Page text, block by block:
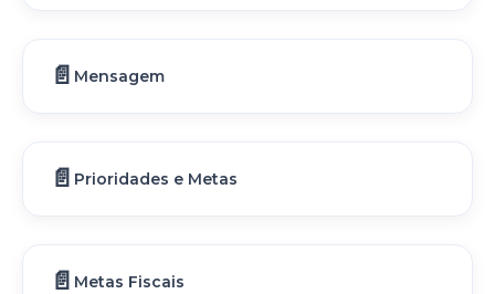
Mensagem
Prioridades e Metas
Metas Fiscais